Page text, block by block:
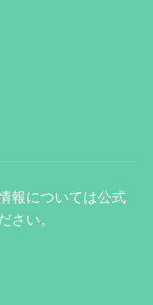
報については公式
さい。